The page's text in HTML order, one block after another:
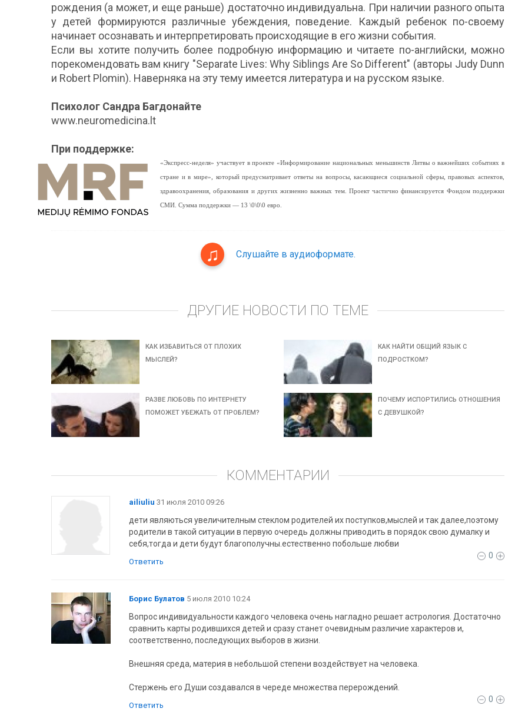
рождения (а может, и еще раньше) достаточно индивидуальна. При наличии разного опыта
у детей формируются различные убеждения, поведение. Каждый ребенок по-своему
начинает осознавать и интерпретировать происходящие в его жизни события.
Если вы хотите получить более подробную информацию и читаете по-английски, можно
порекомендовать вам книгу "Separate Lives: Why Siblings Are So Different" (авторы Judy Dunn
и Robert Plomin). Наверняка на эту тему имеется литература и на русском языке.
Психолог Сандра Багдонайте
www.neuromedicina.lt
При поддержке:
«Экспресс-неделя» участвует в проекте «Информирование национальных меньшинств Литвы о важнейших событиях в
стране и в мире», который предусматривает ответы на вопросы, касающиеся социальной сферы, правовых аспектов,
здравоохранения, образования и других жизненно важных тем. Проект частично финансируется Фондом поддержки
СМИ. Сумма поддержки — 13 \0\0\0 евро.
Слушайте в аудиоформате.
ДРУГИЕ НОВОСТИ ПО ТЕМЕ
КАК ИЗБАВИТЬСЯ ОТ ПЛОХИХ
МЫСЛЕЙ?
КАК НАЙТИ ОБЩИЙ ЯЗЫК С
ПОДРОСТКОМ?
РАЗВЕ ЛЮБОВЬ ПО ИНТЕРНЕТУ
ПОМОЖЕТ УБЕЖАТЬ ОТ ПРОБЛЕМ?
ПОЧЕМУ ИСПОРТИЛИСЬ ОТНОШЕНИЯ
С ДЕВУШКОЙ?
КОММЕНТАРИИ
ailiuliu 31 июля 2010 09:26
дети являються увеличителным стеклом родителей их поступков,мыслей и так далее,поэтому
родители в такой ситуации в первую очередь должны приводить в порядок свою думалку и
себя,тогда и дети будут благополучны.естественно побольше любви
0
Ответить
Борис Булатов 5 июля 2010 10:24
Вопрос индивидуальности каждого человека очень нагладно решает астрология. Достаточно
сравнить карты родившихся детей и сразу станет очевидным различие характеров и,
соответственно, последующих выборов в жизни.
Внешняя среда, материя в небольшой степени воздействует на человека.
Стержень его Души создавался в череде множества перерождений.
0
Ответить